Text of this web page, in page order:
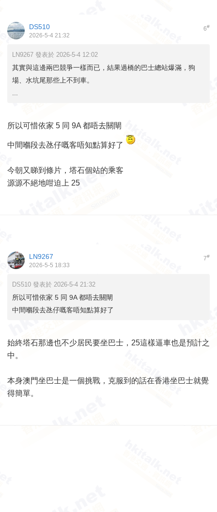
6#
DS510
2026-5-4 21:32
LN9267 發表於 2026-5-4 12:02
其實與這邊兩巴競爭一樣而已，結果過橋的巴士總站爆滿，狗
場、水坑尾那些上不到車。
所以可惜依家 5 同 9A 都唔去關閘
中間嗰段去氹仔嘅客唔知點算好了
今朝又睇到條片，塔石個站的乘客
源源不絕地咁迫上 25
7#
LN9267
2026-5-5 18:33
DS510 發表於 2026-5-4 21:32
所以可惜依家 5 同 9A 都唔去關閘
中間嗰段去氹仔嘅客唔知點算好了
始終塔石那邊也不少居民要坐巴士，25這樣逼車也是預計之
中。
本身澳門坐巴士是一個挑戰，克服到的話在香港坐巴士就覺
得簡單。